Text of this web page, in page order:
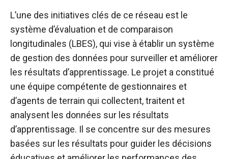
L’une des initiatives clés de ce réseau est le
système d’évaluation et de comparaison
longitudinales (LBES), qui vise à établir un système
de gestion des données pour surveiller et améliorer
les résultats d’apprentissage. Le projet a constitué
une équipe compétente de gestionnaires et
d’agents de terrain qui collectent, traitent et
analysent les données sur les résultats
d’apprentissage. Il se concentre sur des mesures
basées sur les résultats pour guider les décisions